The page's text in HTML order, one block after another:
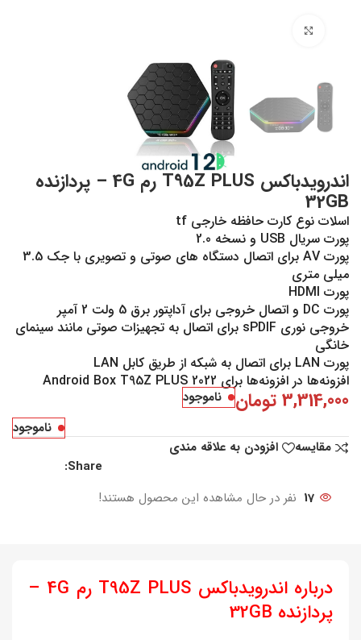
اندرویدباکس T95Z PLUS رم 4G – پردازنده
32GB
اسلات نوع کارت حافظه خارجی tf
پورت سریال USB و نسخه 2.0
پورت AV برای اتصال دستگاه های صوتی و تصویری با جک 3.5
میلی متری
پورت HDMI
پورت DC و اتصال خروجی برای آداپتور برق 5 ولت 2 آمپر
خروجی نوری sPDIF برای اتصال به تجهیزات صوتی مانند سینمای
خانگی
پورت LAN برای اتصال به شبکه از طریق کابل LAN
افزونه‌ها در افزونه‌ها برای Android Box T95Z PLUS 2022
3,314,000 تومان
ناموجود
ناموجود
مقایسه
افزودن به علاقه مندی
Share:
17 نفر در حال مشاهده این محصول هستند!
درباره اندرویدباکس T95Z PLUS رم 4G –
پردازنده 32GB